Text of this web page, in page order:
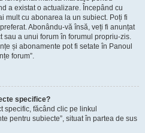
a existat o actualizare. Începând cu
mult cu abonarea la un subiect. Poți fi
Abonându-vă însă, veți fi anunțat
sau a unui forum în forumul propriu-zis.
și abonamente pot fi setate în Panoul
forum”.
specifice?
specific, făcând clic pe linkul
pentru subiecte”, situat în partea de sus